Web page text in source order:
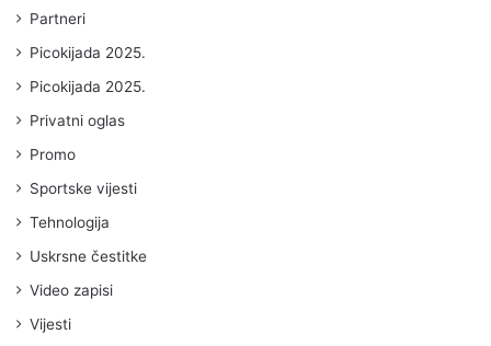
Partneri
Picokijada 2025.
Picokijada 2025.
Privatni oglas
Promo
Sportske vijesti
Tehnologija
Uskrsne čestitke
Video zapisi
Vijesti